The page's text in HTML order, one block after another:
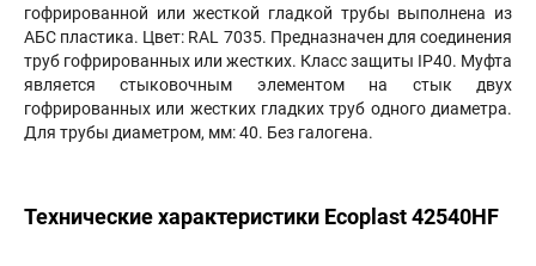
гофрированной или жесткой гладкой трубы выполнена из
АБС пластика. Цвет: RAL 7035. Предназначен для соединения
труб гофрированных или жестких. Класс защиты IP40. Муфта
является стыковочным элементом на стык двух
гофрированных или жестких гладких труб одного диаметра.
Для трубы диаметром, мм: 40. Без галогена.
Технические характеристики Ecoplast 42540HF